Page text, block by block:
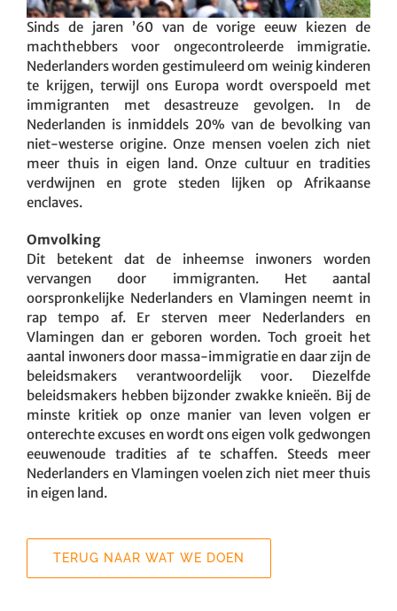
Sinds de jaren ’60 van de vorige eeuw kiezen de
machthebbers voor ongecontroleerde immigratie.
Nederlanders worden gestimuleerd om weinig kinderen
te krijgen, terwijl ons Europa wordt overspoeld met
immigranten met desastreuze gevolgen. In de
Nederlanden is inmiddels 20% van de bevolking van
niet-westerse origine. Onze mensen voelen zich niet
meer thuis in eigen land. Onze cultuur en tradities
verdwijnen en grote steden lijken op Afrikaanse
enclaves.
Omvolking
Dit betekent dat de inheemse inwoners worden
vervangen door immigranten. Het aantal
oorspronkelijke Nederlanders en Vlamingen neemt in
rap tempo af. Er sterven meer Nederlanders en
Vlamingen dan er geboren worden. Toch groeit het
aantal inwoners door massa-immigratie en daar zijn de
beleidsmakers verantwoordelijk voor. Diezelfde
beleidsmakers hebben bijzonder zwakke knieën. Bij de
minste kritiek op onze manier van leven volgen er
onterechte excuses en wordt ons eigen volk gedwongen
eeuwenoude tradities af te schaffen. Steeds meer
Nederlanders en Vlamingen voelen zich niet meer thuis
in eigen land.
TERUG NAAR WAT WE DOEN